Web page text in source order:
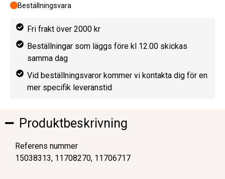
Beställningsvara
Fri frakt över 2000 kr
Beställningar som läggs före kl 12.00 skickas
samma dag
Vid beställningsvaror kommer vi kontakta dig för en
mer specifik leveranstid
Produktbeskrivning
Referens nummer
15038313, 11708270, 11706717